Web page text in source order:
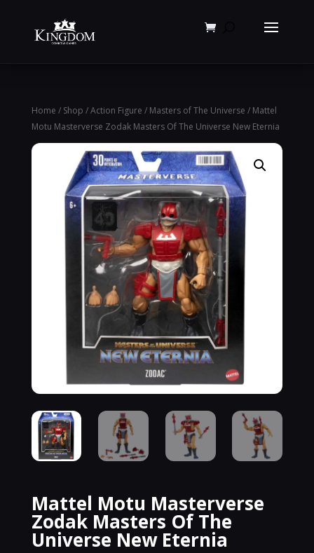
Home / Shop /Action Figure / Masters of The Universe / Mattel
Motu Masterverse Zodak Masters Of The Universe New Eternia
Mattel Motu Masterverse
Zodak Masters Of The
Universe New Eternia